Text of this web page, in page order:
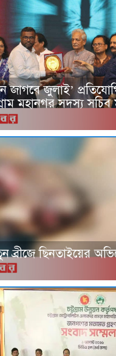
জাগবে জুলাই’
মহানগর সদস‌্য
ব্রীজে ছিনতাইয়ের